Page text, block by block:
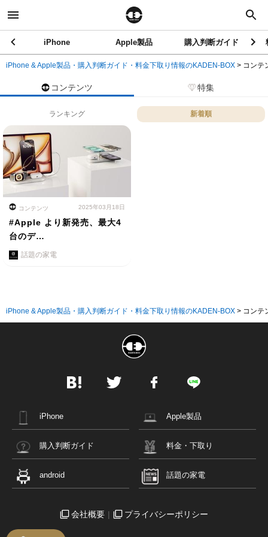
iPhone Apple製品 購入判断ガイド
iPhone & Apple製品・購入判断ガイド・料金下取り情報のKADEN-BOX > コンテ
コンテンツ 特集
ランキング 新着順
コンテンツ 2025年03月18日
#Apple より新発売、最大4
台のデ…
話題の家電
iPhone & Apple製品・購入判断ガイド・料金下取り情報のKADEN-BOX > コンテ
iPhone Apple製品
購入判断ガイド 料金・下取り
android 話題の家電
会社概要 プライバシーポリシー